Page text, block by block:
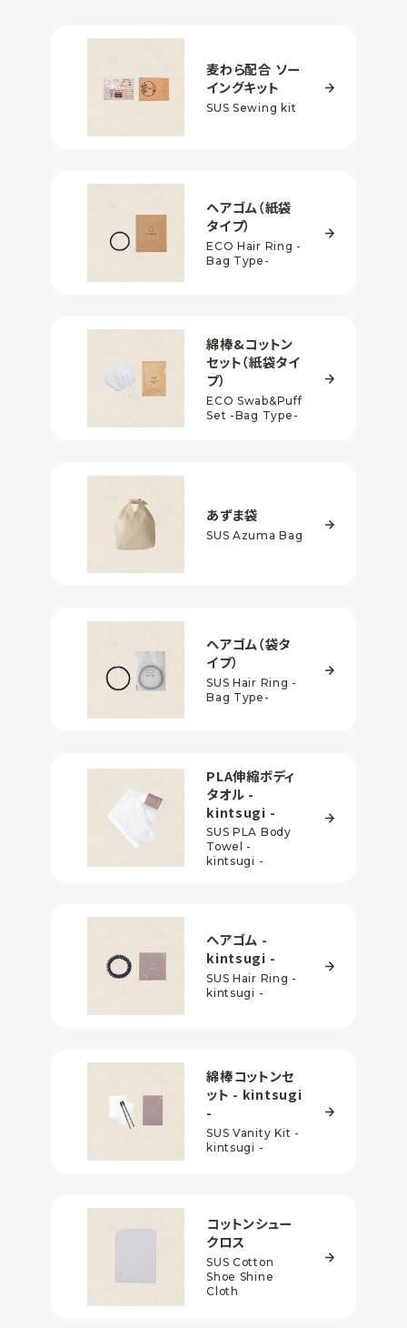
麦わら配合 ソー
イングキット
SUS Sewing kit
ヘアゴム（紙袋
タイプ）
ECO Hair Ring -
Bag Type-
綿棒&コットン
セット（紙袋タイ
プ）
ECO Swab&Puff
Set -Bag Type-
あずま袋
SUS Azuma Bag
ヘアゴム（袋タ
イプ）
SUS Hair Ring -
Bag Type-
PLA伸縮ボディ
タオル -
kintsugi -
SUS PLA Body
Towel -
kintsugi -
ヘアゴム -
kintsugi -
SUS Hair Ring -
kintsugi -
綿棒コットンセ
ット - kintsugi
-
SUS Vanity Kit -
kintsugi -
コットンシュー
クロス
SUS Cotton
Shoe Shine
Cloth